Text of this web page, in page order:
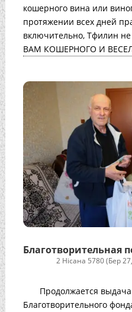
кошерного вина или
протяжении всех дней
включительно, Тфилин
ВАМ КОШЕРНОГО И
Благотворительная
2 Нісана 5780 (Бер
Продолжается
Благотворительного